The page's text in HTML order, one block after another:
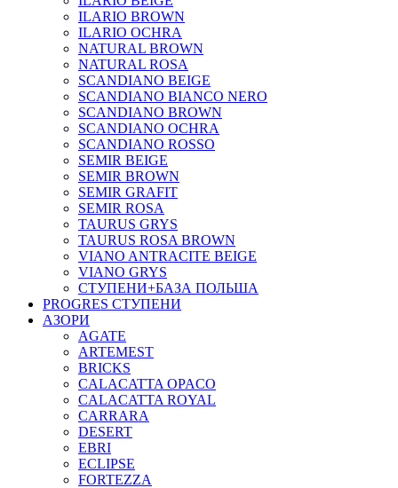
ILARIO BROWN
ILARIO OCHRA
NATURAL BROWN
NATURAL ROSA
SCANDIANO BEIGE
SCANDIANO BIANCO NERO
SCANDIANO BROWN
SCANDIANO OCHRA
SCANDIANO ROSSO
SEMIR BEIGE
SEMIR BROWN
SEMIR GRAFIT
SEMIR ROSA
TAURUS GRYS
TAURUS ROSA BROWN
VIANO ANTRACITE BEIGE
VIANO GRYS
СТУПЕНИ+БАЗА ПОЛЬША
PROGRES СТУПЕНИ
АЗОРИ
AGATE
ARTEMEST
BRICKS
CALACATTA OPACO
CALACATTA ROYAL
CARRARA
DESERT
EBRI
ECLIPSE
FORTEZZA